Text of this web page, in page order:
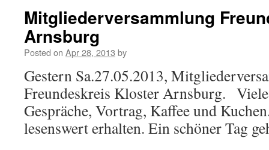
Mitgliederversammlung
Arnsburg
Posted on Apr 28, 2013 by
Gestern Sa.27.05.2013,
Freundeskreis Kloster Arnsburg.
Gespräche, Vortrag, Kaffee und
lesenswert erhalten. Ein schöner Tag